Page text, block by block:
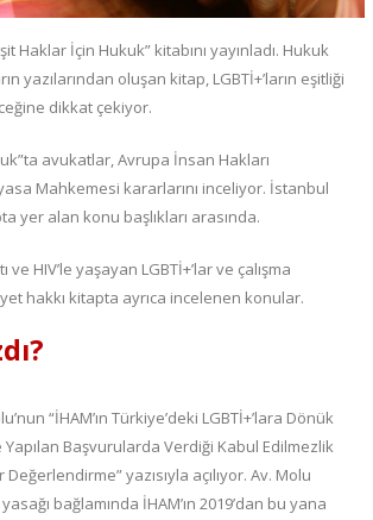
Haklar İçin Hukuk” kitabını yayınladı. Hukuk
yazılarından oluşan kitap, LGBTİ+’ların eşitliği
dikkat çekiyor.
avukatlar, Avrupa İnsan Hakları
Mahkemesi kararlarını inceliyor. İstanbul
yer alan konu başlıkları arasında.
ve HIV’le yaşayan LGBTİ+’lar ve çalışma
hakkı kitapta ayrıca incelenen konular.
“İHAM’ın Türkiye’deki LGBTİ+’lara Dönük
Yapılan Başvurularda Verdiği Kabul Edilmezlik
yazısıyla açılıyor. Av. Molu
yasağı bağlamında İHAM’ın 2019’dan bu yana